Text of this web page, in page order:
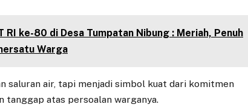
RI ke-80 di Desa Tumpatan Nibung : Meriah, Penuh
Warga
saluran air, tapi menjadi simbol kuat dari komitmen
tanggap atas persoalan warganya.